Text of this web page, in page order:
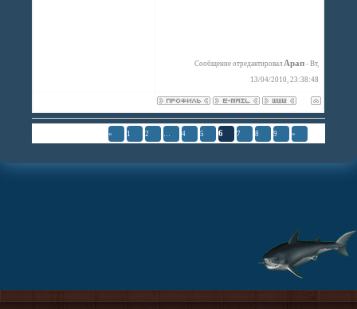
Сообщение отредактировалАрап -Вт,
13/04/2010, 23:38:48
« 1 2 … 4 5 6 7 8 9 »